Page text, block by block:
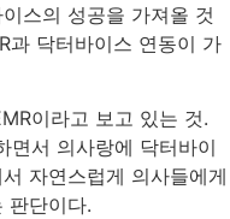
스의 성공을 가져올 것
과 닥터바이스 연동이 가
이라고 보고 있는 것.
면서 의사랑에 닥터바이
자연스럽게 의사들에게
판단이다.